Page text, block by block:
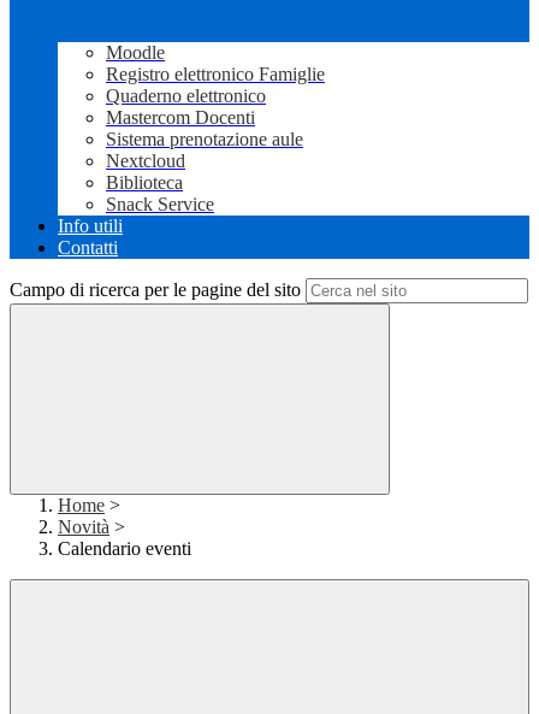
Moodle
Registro elettronico Famiglie
Quaderno elettronico
Mastercom Docenti
Sistema prenotazione aule
Nextcloud
Biblioteca
Snack Service
Info utili
Contatti
Campo di ricerca per le pagine del sito
Home >
Novità >
Calendario eventi